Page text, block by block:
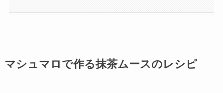
マシュマロで作る抹茶ムースのレシピ